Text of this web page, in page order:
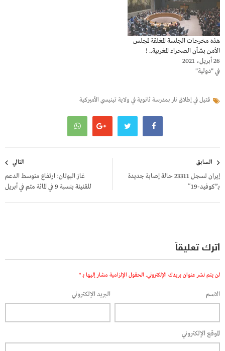
هذه مخرجات الجلسة المغلقة لمجلس
الأمن بشأن الصحراء المغربية.. !
26 أبريل، 2021
في "دولية"
قتيل في إطلاق نار بمدرسة ثانوية في ولاية تينيسي الأميركية
المقالات
السابق
إيران تسجل 23311 حالة إصابة جديدة
بـ”كوفيد-19″
التالي
غاز البوتان: ارتفاع متوسط الدعم
للقنينة بنسبة 9 في المائة متم في أبريل
اترك تعليقاً
لن يتم نشر عنوان بريدك الإلكتروني. الحقول الإلزامية مشار إليها بـ *
الاسم البريد الإلكتروني
الموقع الإلكتروني